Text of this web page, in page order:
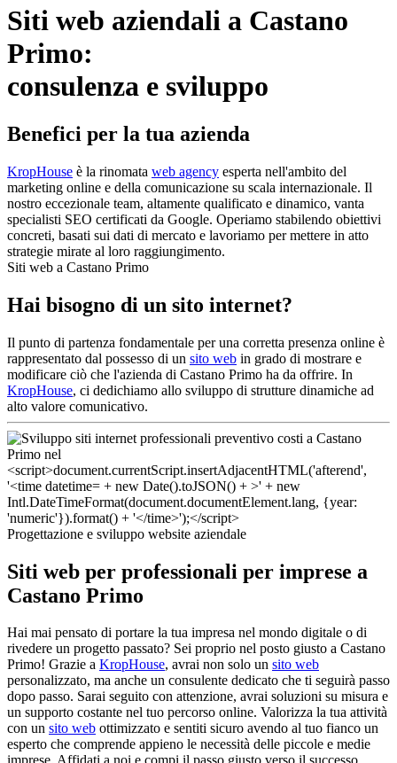
Siti web aziendali a Castano
Primo:
consulenza e sviluppo
Benefici per la tua azienda
KropHouse è la rinomata web agency esperta nell'ambito del
marketing online e della comunicazione su scala internazionale. Il
nostro eccezionale team, altamente qualificato e dinamico, vanta
specialisti SEO certificati da Google. Operiamo stabilendo obiettivi
concreti, basati sui dati di mercato e lavoriamo per mettere in atto
strategie mirate al loro raggiungimento.
Siti web a Castano Primo
Hai bisogno di un sito internet?
Il punto di partenza fondamentale per una corretta presenza online è
rappresentato dal possesso di un sito web in grado di mostrare e
modificare ciò che l'azienda di Castano Primo ha da offrire. In
KropHouse, ci dedichiamo allo sviluppo di strutture dinamiche ad
alto valore comunicativo.
Progettazione e sviluppo website aziendale
Siti web per professionali per imprese a
Castano Primo
Hai mai pensato di portare la tua impresa nel mondo digitale o di
rivedere un progetto passato? Sei proprio nel posto giusto a Castano
Primo! Grazie a KropHouse, avrai non solo un sito web
personalizzato, ma anche un consulente dedicato che ti seguirà passo
dopo passo. Sarai seguito con attenzione, avrai soluzioni su misura e
un supporto costante nel tuo percorso online. Valorizza la tua attività
con un sito web ottimizzato e sentiti sicuro avendo al tuo fianco un
esperto che comprende appieno le necessità delle piccole e medie